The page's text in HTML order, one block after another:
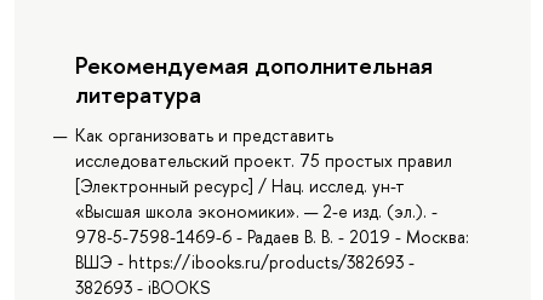
Рекомендуемая дополнительная
литература
Как организовать и представить
исследовательский проект. 75 простых правил
[Электронный ресурс] / Нац. исслед. ун-т
«Высшая школа экономики». — 2-е изд. (эл.). -
978-5-7598-1469-6 - Радаев В. В. - 2019 - Москва:
ВШЭ - https://ibooks.ru/products/382693 -
382693 - iBOOKS